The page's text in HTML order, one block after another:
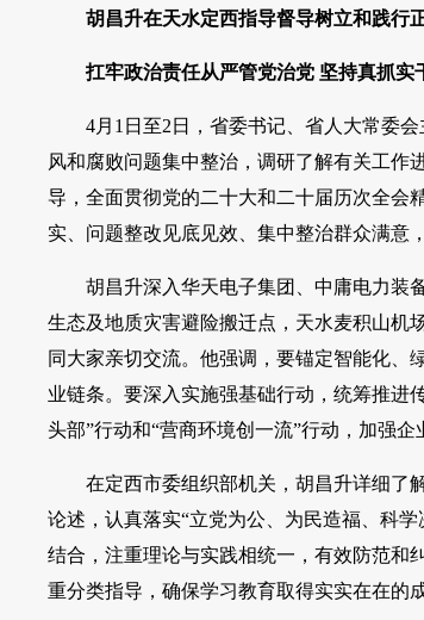
胡昌升在天水定西指导督导树立和践行
扛牢政治责任从严管党治党 坚持真抓实
4月1日至2日，省委书记、省人大常委
风和腐败问题集中整治，调研了解有关工作
导，全面贯彻党的二十大和二十届历次全会
实、问题整改见底见效、集中整治群众满意
胡昌升深入华天电子集团、中庸电力装
生态及地质灾害避险搬迁点，天水麦积山机
同大家亲切交流。他强调，要锚定智能化、
业链条。要深入实施强基础行动，统筹推进
头部”行动和“营商环境创一流”行动，加强
在定西市委组织部机关，胡昌升详细了
论述，认真落实“立党为公、为民造福、科
结合，注重理论与实践相统一，有效防范和
重分类指导，确保学习教育取得实实在在的成